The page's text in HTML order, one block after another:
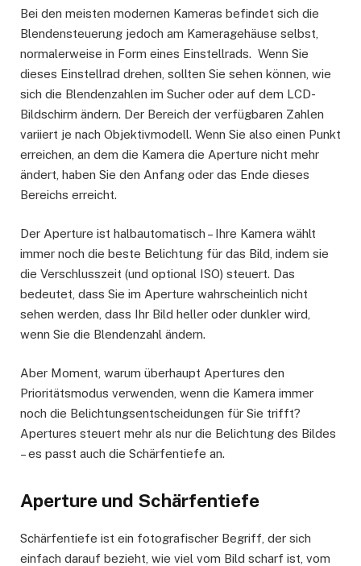
Bei den meisten modernen Kameras befindet sich die
Blendensteuerung jedoch am Kameragehäuse selbst,
normalerweise in Form eines Einstellrads. Wenn Sie
dieses Einstellrad drehen, sollten Sie sehen können, wie
sich die Blendenzahlen im Sucher oder auf dem LCD-
Bildschirm ändern. Der Bereich der verfügbaren Zahlen
variiert je nach Objektivmodell. Wenn Sie also einen Punkt
erreichen, an dem die Kamera die Aperture nicht mehr
ändert, haben Sie den Anfang oder das Ende dieses
Bereichs erreicht.
Der Aperture ist halbautomatisch – Ihre Kamera wählt
immer noch die beste Belichtung für das Bild, indem sie
die Verschlusszeit (und optional ISO) steuert. Das
bedeutet, dass Sie im Aperture wahrscheinlich nicht
sehen werden, dass Ihr Bild heller oder dunkler wird,
wenn Sie die Blendenzahl ändern.
Aber Moment, warum überhaupt Apertures den
Prioritätsmodus verwenden, wenn die Kamera immer
noch die Belichtungsentscheidungen für Sie trifft?
Apertures steuert mehr als nur die Belichtung des Bildes
– es passt auch die Schärfentiefe an.
Aperture und Schärfentiefe
Schärfentiefe ist ein fotografischer Begriff, der sich
einfach darauf bezieht, wie viel vom Bild scharf ist, vom